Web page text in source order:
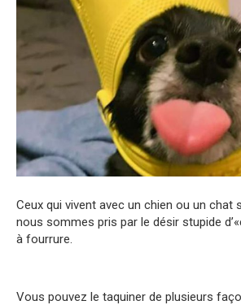
Ceux qui vivent avec un chien ou un chat
nous sommes pris par le désir stupide
à fourrure.
Vous pouvez le taquiner de plusieurs